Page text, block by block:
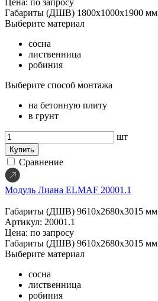
Габариты (ДШВ) 1800х1000х1900 мм
Выберите материал
сосна
лиственница
робиния
Выберите способ монтажа
на бетонную плиту
в грунт
шт
Купить
Сравнение
Модуль Лиана ELMAF 20001.1
Габариты (ДШВ) 9610х2680х3015 мм
Артикул: 20001.1
Цена: по запросу
Габариты (ДШВ) 9610х2680х3015 мм
Выберите материал
сосна
лиственница
робиния